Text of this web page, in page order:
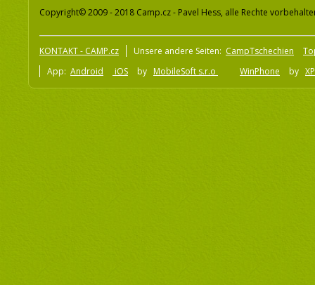
Copyright© 2009 - 2018 Camp.cz - Pavel Hess, alle Rechte
KONTAKT - CAMP.cz Unsere andere Seiten: CampTschechien
App: Android iOS by MobileSoft s.r.o WinPhone by